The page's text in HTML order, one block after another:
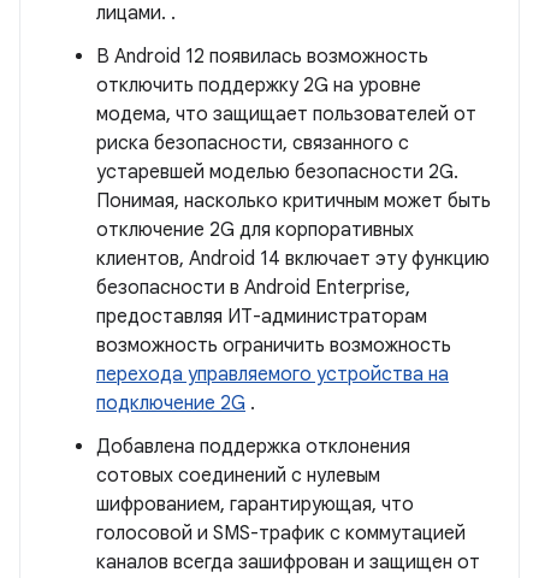
лицами. .
В Android 12 появилась возможность
отключить поддержку 2G на уровне
модема, что защищает пользователей от
риска безопасности, связанного с
устаревшей моделью безопасности 2G.
Понимая, насколько критичным может быть
отключение 2G для корпоративных
клиентов, Android 14 включает эту функцию
безопасности в Android Enterprise,
предоставляя ИТ-администраторам
возможность ограничить возможность
перехода управляемого устройства на
подключение 2G .
Добавлена ​​поддержка отклонения
сотовых соединений с нулевым
шифрованием, гарантирующая, что
голосовой и SMS-трафик с коммутацией
каналов всегда зашифрован и защищен от